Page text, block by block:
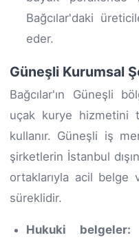
Bağcılar'daki
eder.
Güneşli Kurumsal
Bağcılar'ın Güneşli
uçak kurye hizmetini
kullanır. Güneşli iş
şirketlerin İstanbul
ortaklarıyla acil belge
süreklidir.
Hukuki belgeler: